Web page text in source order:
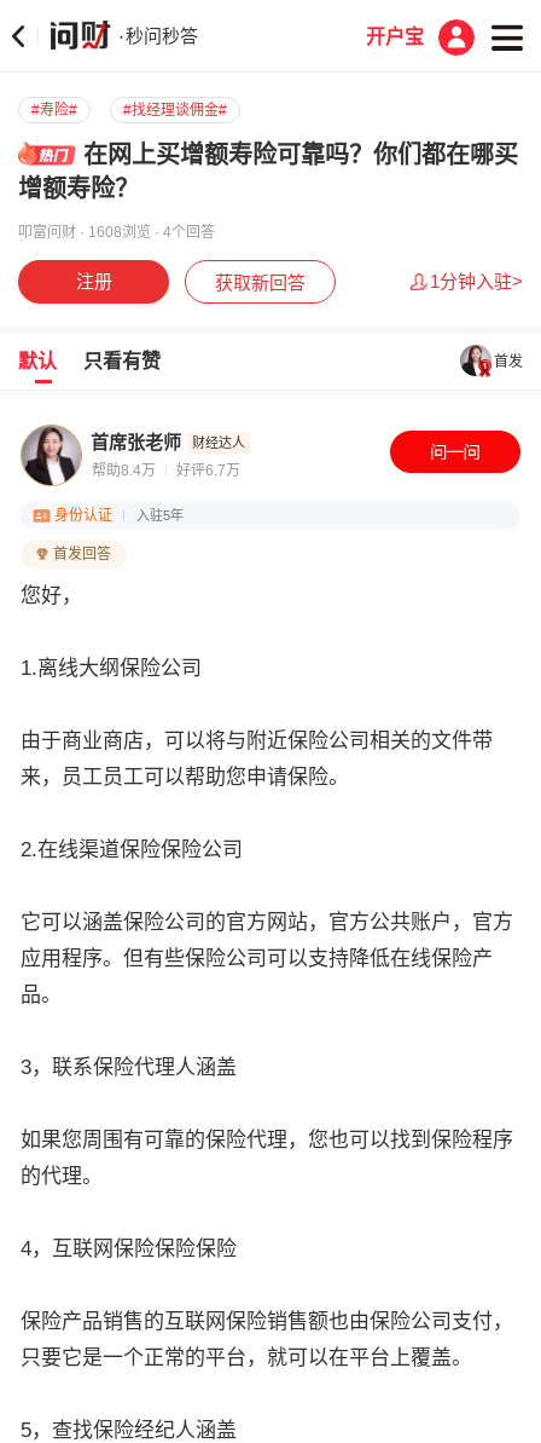
·秒问秒答 开户宝
#寿险# #找经理谈佣金#
在网上买增额寿险可靠吗？你们都在哪买
增额寿险？
叩富问财 · 1608浏览 · 4个回答
注册 获取新回答 1分钟入驻>
默认 只看有赞 首发
首席张老师 财经达人
帮助8.4万 好评6.7万
身份认证 入驻5年
首发回答
您好，
1.离线大纲保险公司
由于商业商店，可以将与附近保险公司相关的文件带
来，员工员工可以帮助您申请保险。
2.在线渠道保险保险公司
它可以涵盖保险公司的官方网站，官方公共账户，官方
应用程序。但有些保险公司可以支持降低在线保险产
品。
3，联系保险代理人涵盖
如果您周围有可靠的保险代理，您也可以找到保险程序
的代理。
4，互联网保险保险保险
保险产品销售的互联网保险销售额也由保险公司支付，
只要它是一个正常的平台，就可以在平台上覆盖。
5，查找保险经纪人涵盖